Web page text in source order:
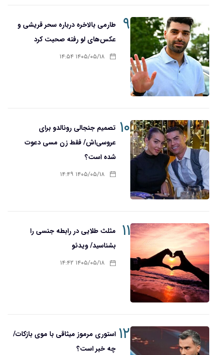
۹
طارمی بالاخره درباره سحر قریشی و
عکس‌های لو رفته صحبت کرد
۱۴۰۵/۰۵/۱۸ ۱۴:۵۴
۱۰ تصمیم جنجالی رونالدو برای
عروسی‌اش/ فقط زن مسی دعوت
شده است؟
۱۴۰۵/۰۵/۱۸ ۱۴:۴۹
۱۱ مثلث طلایی در رابطه جنسی را
بشناسید/ ویدئو
۱۴۰۵/۰۵/۱۸ ۱۴:۴۲
۱۲استوری مرموز میثاقی با موی بازکات/
چه خبر است؟